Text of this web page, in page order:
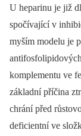
U heparinu je již
spočívající v
myším modelu je
komplementu ve
základní příčina
chrání před
deficientní ve